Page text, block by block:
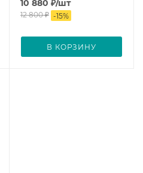
10 880 ₽/шт
12 800₽ -15%
В КОРЗИНУ